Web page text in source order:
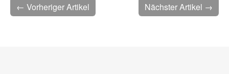
Nächster Artikel →
← Vorheriger Artikel